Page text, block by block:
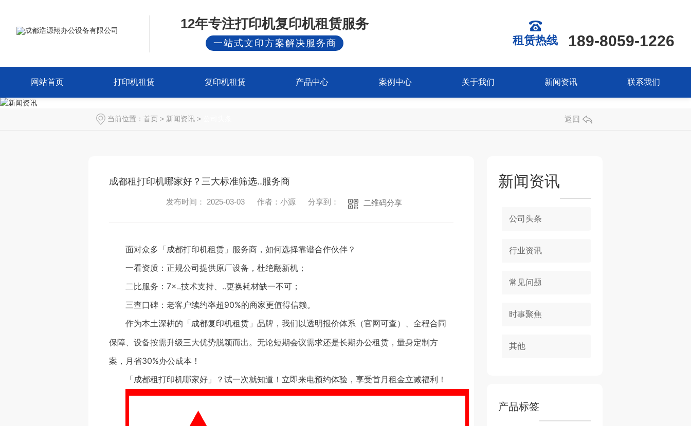
12年专注打印机复印机租赁服务
一站式文印方案解决服务商 租赁热线 189-8059-1226
网站首页 打印机租赁 复印机租赁 产品中心 案例中心 关于我们 新闻资讯 联系我们
当前位置： 首页 > 新闻资讯 > 返回
成都租打印机哪家好？三大标准筛选..服务商
发布时间： 2025-03-03 作者：小源 分享到： 二维码分享
面对众多「成都打印机租赁」服务商，如何选择靠谱合作伙伴？
一看资质：正规公司提供原厂设备，杜绝翻新机；
二比服务：7×..技术支持、..更换耗材缺一不可；
三查口碑：老客户续约率超90%的商家更值得信赖。
作为本土深耕的「成都复印机租赁 」品牌，我们以透明报价体系（官网可查）、全程合同
保障、设备按需升级三大优势脱颖而出。无论短期会议需求还是长期办公租赁，量身定制方
案，月省30%办公成本！
「成都租打印机哪家好」？试一次就知道！立即来电预约体验，享受首月租金立减福利！
新闻资讯
公司头条
行业资讯
常见问题
时事聚焦
其他
产品标签